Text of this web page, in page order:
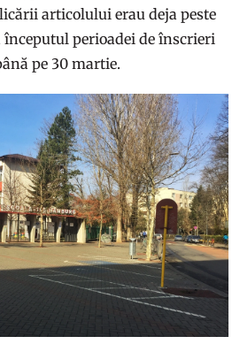
articolului erau deja peste
începutul perioadei de înscrieri
pe 30 martie.